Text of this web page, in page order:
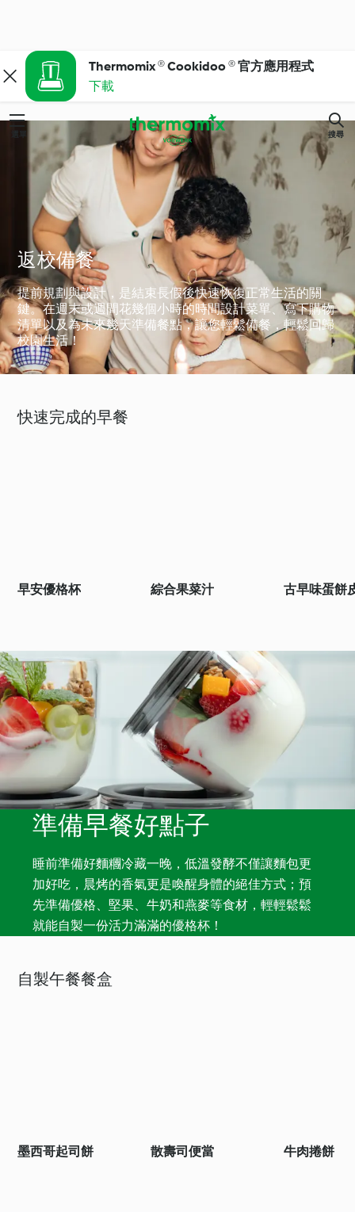
Thermomix ® Cookidoo ® 官方應用程式
下載
搜尋
返校備餐
提前規劃與設計，是結束長假後快速恢復正常生活的關
鍵。在週末或週間花幾個小時的時間設計菜單、寫下購物
清單以及為未來幾天準備餐點，讓您輕鬆備餐，輕鬆回歸
校園生活！
快速完成的早餐
早安優格杯 綜合果菜汁 古早味蛋餅
準備早餐好點子
睡前準備好麵糰冷藏一晚，低溫發酵不僅讓麵包更
加好吃，晨烤的香氣更是喚醒身體的絕佳方式；預
先準備優格、堅果、牛奶和燕麥等食材，輕輕鬆鬆
就能自製一份活力滿滿的優格杯！
自製午餐餐盒
墨西哥起司餅 散壽司便當 牛肉捲餅